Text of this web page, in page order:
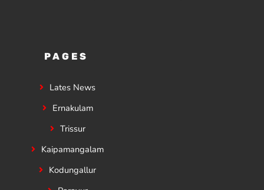
PAGES
Lates News
Ernakulam
Trissur
Kaipamangalam
Kodungallur